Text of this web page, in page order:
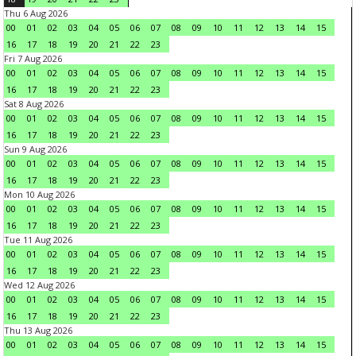
Thu 6 Aug 2026
00
01 02 03 04 05 06 07 08 09 10 11 12 13 14
15
16
17 18 19 20 21 22
23
Fri 7 Aug 2026
00
01 02 03 04 05 06 07 08 09 10 11 12 13 14
15
16
17 18 19 20 21 22
23
Sat 8 Aug 2026
00
01 02 03 04 05 06 07 08 09 10 11 12 13 14
15
16
17 18 19 20 21 22
23
Sun 9 Aug 2026
00
01 02 03 04 05 06 07 08 09 10 11 12 13 14
15
16
17 18 19 20 21 22
23
Mon 10 Aug 2026
00
01 02 03 04 05 06 07 08 09 10 11 12 13 14
15
16
17 18 19 20 21 22
23
Tue 11 Aug 2026
00
01 02 03 04 05 06 07 08 09 10 11 12 13 14
15
16
17 18 19 20 21 22
23
Wed 12 Aug 2026
00
01 02 03 04 05 06 07 08 09 10 11 12 13 14
15
16
17 18 19 20 21 22
23
Thu 13 Aug 2026
00
01 02 03 04 05 06 07 08 09 10 11 12 13 14
15